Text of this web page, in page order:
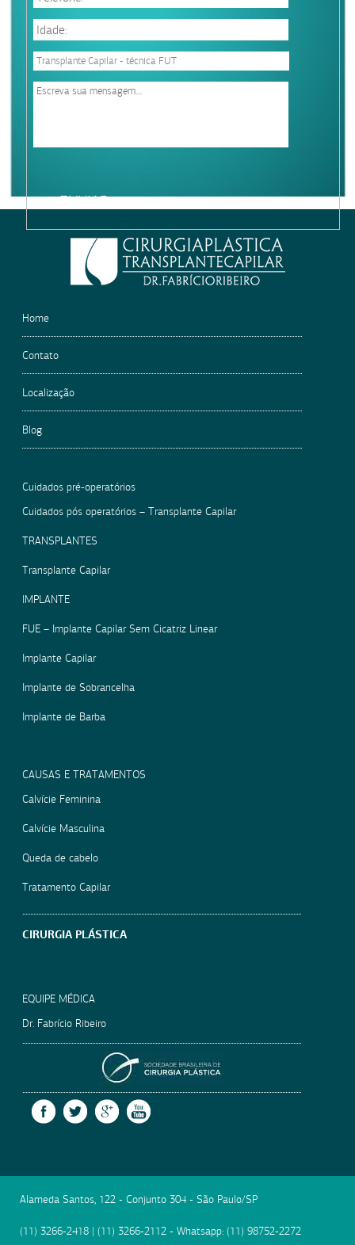
leave
Home
Contato
Localização
Blog
Cuidados pré-operatórios
Cuidados pós operatórios – Transplante Capilar
TRANSPLANTES
Transplante Capilar
IMPLANTE
FUE – Implante Capilar Sem Cicatriz Linear
Implante Capilar
Implante de Sobrancelha
Implante de Barba
CAUSAS E TRATAMENTOS
Calvície Feminina
Calvície Masculina
Queda de cabelo
Tratamento Capilar
CIRURGIA PLÁSTICA
EQUIPE MÉDICA
Dr. Fabrício Ribeiro
FACEBOOKTWITTERGOOGLE +
Alameda Santos, 122 - Conjunto 304 - São Paulo/SP
(11) 3266-2418 | (11) 3266-2112 - Whatsapp: (11) 98752-2272